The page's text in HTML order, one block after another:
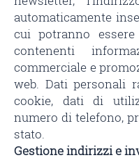
automaticamente
cui potranno
contenenti
commerciale e
web. Dati personali
cookie, dati di
numero di telefono,
stato.
Gestione indirizzi e